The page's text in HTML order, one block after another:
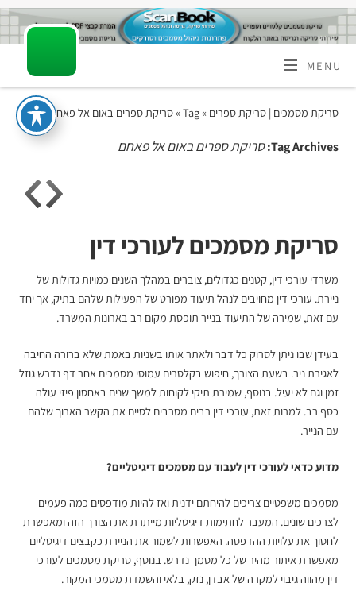
MENU
סריקת מסמכים | סריקת ספרים » Tag » סריקת ספרים באום אל פאחם
Tag Archives: סריקת ספרים באום אל פאחם
סריקת מסמכים לעורכי דין
משרדי עורכי דין, קטנים כגדולים, צוברים במהלך השנים כמויות גדולות של
ניירת. עורכי דין מחויבים לנהל תיעוד מפורט של הפעילות שלהם בתיק, אך יחד
עם זאת, שמירה של התיעוד בנייר תופסת מקום רב בארונות המשרד.
בעידן שבו ניתן לסרוק כל דבר ולאתר אותו בשניות באמת שלא ברורה החיבה
לאגירת ניר. בשעת הצורך, חיפוש בקלסרים עמוסי מסמכים אחר דף נדרש גוזל
זמן וגם לא יעיל. בנוסף, שמירת תיקי לקוחות למשך שנים באחסון פיזי עולה
כסף רב. למרות זאת, עורכי דין רבים מסרבים לסיים את הקשר הארוך שלהם
עם הנייר.
מדוע כדאי לעורכי דין לעבוד עם מסמכים דיגיטליים?
מסמכים משפטיים צריכים להיחתם ידנית ואז להיות מודפסים כמה פעמים
לצרכים שונים. המעבר לחתימות דיגיטליות מייתרת את הצורך הזה ומאפשרת
לחסוך את עלויות ההדפסה. האפשרות לשמור את הניירת כקבצים דיגיטליים
מאפשרת איתור מהיר של כל מסמך נדרש. בנוסף, סריקת מסמכים לעורכי
דין מהווה גיבוי למקרה של אבדן, נזק, בלאי והשמדת מסמכי המקור.